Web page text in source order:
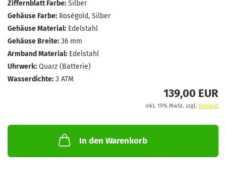
Ziffernblatt Farbe: Silber
Gehäuse Farbe: Roségold, Silber
Gehäuse Material: Edelstahl
Gehäuse Breite: 36 mm
Armband Material: Edelstahl
Uhrwerk: Quarz (Batterie)
Wasserdichte: 3 ATM
139,00 EUR
inkl. 19% MwSt. zzgl. Versand
In den Warenkorb